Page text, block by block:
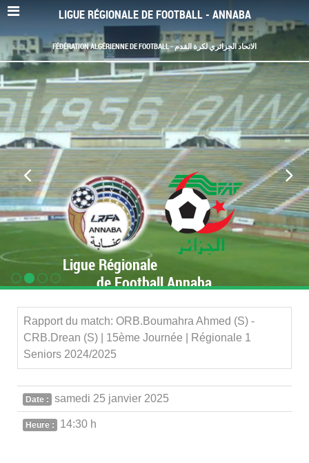
LIGUE RÉGIONALE DE FOOTBALL - ANNABA
FÉDÉRATION ALGÉRIENNE DE FOOTBALL - الاتحاد الجزائري لكرة القدم
Ligue Régionale
de Football Annaba
Rapport du match: ORB.Boumahra Ahmed (S) -
CRB.Drean (S) | 15ème Journée | Régionale 1
Seniors 2024/2025
Date : samedi 25 janvier 2025
Heure : 14:30 h